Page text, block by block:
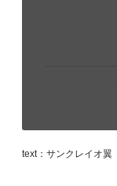
text：サンクレイオ翼